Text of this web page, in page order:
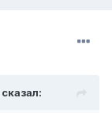
сказал: